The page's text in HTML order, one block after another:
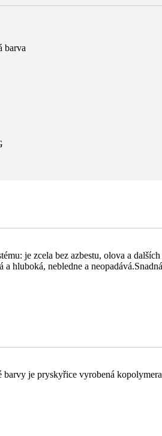
barva
je zcela bez azbestu, olova a
hluboká, nebledne a
je pryskyřice vyrobená